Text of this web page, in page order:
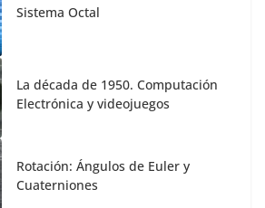
Sistema Octal
La década de 1950. Computación
Electrónica y videojuegos
Rotación: Ángulos de Euler y
Cuaterniones